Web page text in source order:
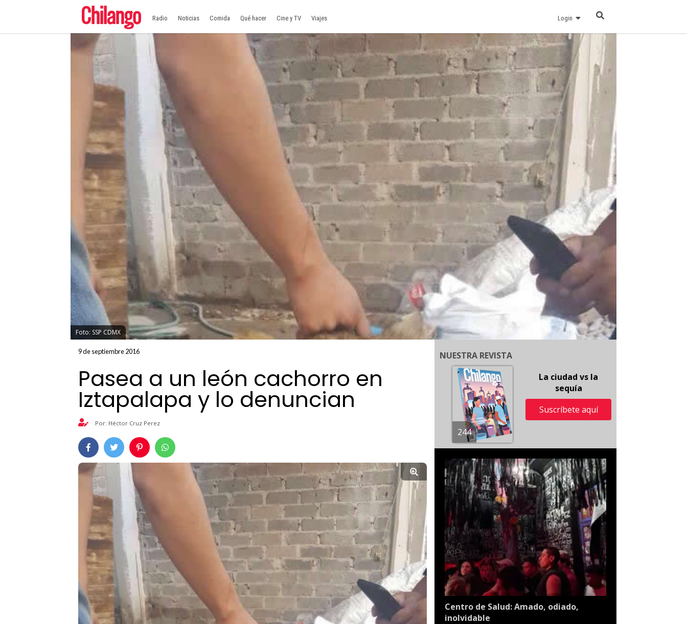
Radio Noticias Comida Qué hacer Cine y TV Viajes Login
Foto: SSP CDMX
9 de septiembre 2016
Pasea a un león cachorro en
Iztapalapa y lo denuncian
Por: Héctor Cruz Perez
NUESTRA REVISTA
244
La ciudad vs la
sequía
Suscríbete aquí
Centro de Salud: Amado, odiado,
inolvidable